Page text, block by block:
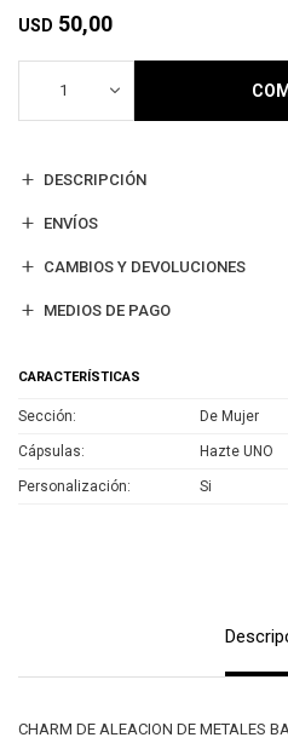
USD 50,00
1
DESCRIPCIÓN
ENVÍOS
CAMBIOS Y DEVOLUCIONES
MEDIOS DE PAGO
CARACTERÍSTICAS
Sección De Mujer
Cápsulas Hazte UNO
Personalización Si
CHARM DE ALEACION DE METALES